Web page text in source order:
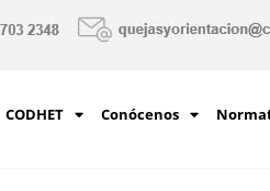
CODHET Conócenos